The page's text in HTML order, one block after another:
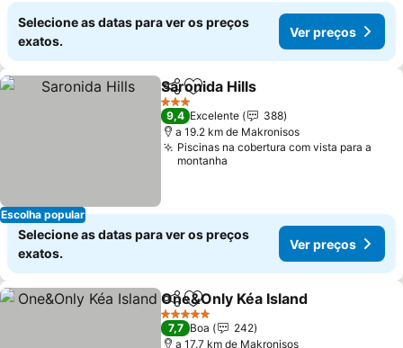
Selecione as datas para ver os preços
exatos.
Ver preços
Escolha popular
PartilharAdicionar aos favoritos
Saronida Hills
3 Estrelas
9,4 Excelente
388
a 19.2 km de Makronisos
Piscinas na cobertura com vista para a
montanha
Selecione as datas para ver os preços
exatos.
Ver preços
PartilharAdicionar aos favoritos
One&Only Kéa Island
5 Estrelas
7,7 Boa
242
a 17.7 km de Makronisos